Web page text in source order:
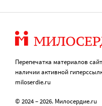
Перепечатка материалов
наличии активной
miloserdie.ru
© 2024 – 2026. Милосердие.ru